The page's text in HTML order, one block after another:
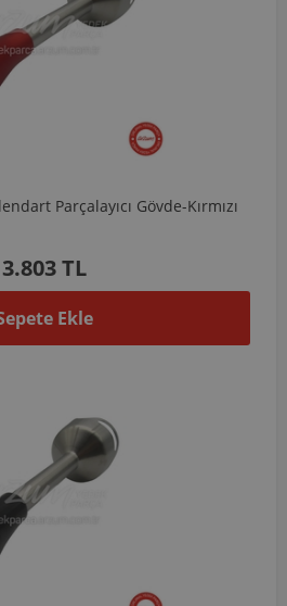
Parçalayıcı Gövde-Kırmızı
3.803 TL
Ekle